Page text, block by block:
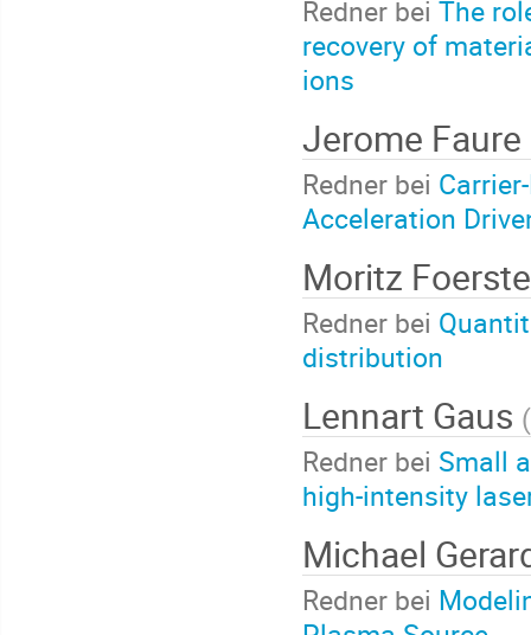
Redner bei The
recovery of
ions
Jerome Faure
Redner bei
Acceleration
Moritz
Redner bei
distribution
Lennart Gaus (
Redner bei Small
high-intensity
Michael
Redner bei